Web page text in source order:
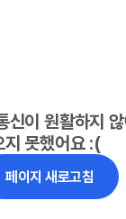
신이 원활하지
지 못했어요 :(
페이지 새로고침